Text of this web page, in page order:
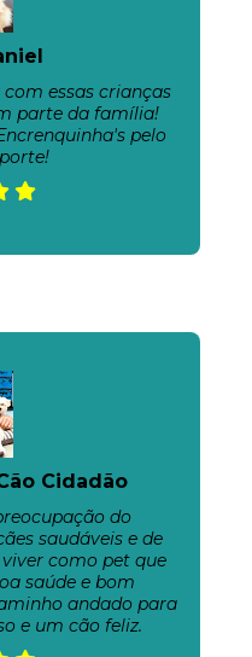
essas crianças
parte da família!
pelo
Cidadão
do
saudáveis e de
como pet que
saúde e bom
andado para
e um cão feliz.